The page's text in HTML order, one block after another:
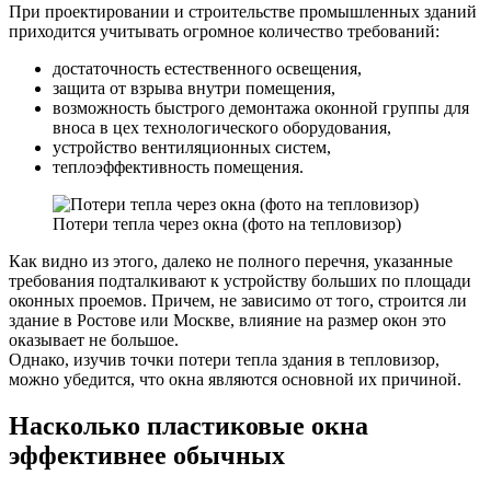
При проектировании и строительстве промышленных зданий
приходится учитывать огромное количество требований:
достаточность естественного освещения,
защита от взрыва внутри помещения,
возможность быстрого демонтажа оконной группы для
вноса в цех технологического оборудования,
устройство вентиляционных систем,
теплоэффективность помещения.
Потери тепла через окна (фото на тепловизор)
Как видно из этого, далеко не полного перечня, указанные
требования подталкивают к устройству больших по площади
оконных проемов. Причем, не зависимо от того, строится ли
здание в Ростове или Москве, влияние на размер окон это
оказывает не большое.
Однако, изучив точки потери тепла здания в тепловизор,
можно убедится, что окна являются основной их причиной.
Насколько пластиковые окна
эффективнее обычных